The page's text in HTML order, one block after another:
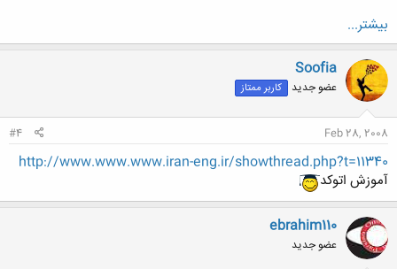
بيشتر...
Soofia
عضو جدید کاربر ممتاز
Feb 28, 2008
#4
http://www.www.www.iran-eng.ir/showthread.php?t=11340
آموزش اتوکد
ebrahim110
عضو جدید